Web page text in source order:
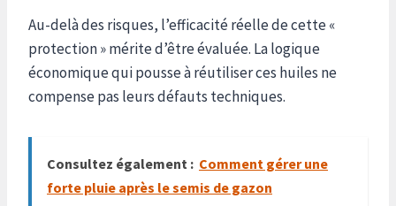
Au-delà des risques, l’efficacité réelle de cette «
protection » mérite d’être évaluée. La logique
économique qui pousse à réutiliser ces huiles ne
compense pas leurs défauts techniques.
Consultez également : Comment gérer une
forte pluie après le semis de gazon